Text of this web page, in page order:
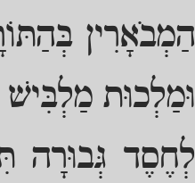
הַמְבֹאָרִין
וּמַלְכוּת מַלְבִּישׁ
לְחֶסֶד גְּבוּרָה